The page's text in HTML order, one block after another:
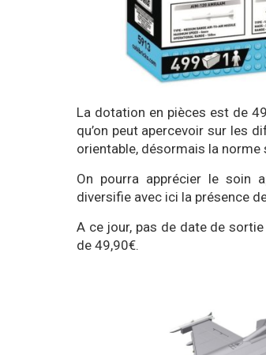
La dotation en pièces est de
qu’on peut apercevoir sur les
orientable, désormais la norme
On pourra apprécier le soin
diversifie avec ici la présence
A ce jour, pas de date de
de 49,90€.